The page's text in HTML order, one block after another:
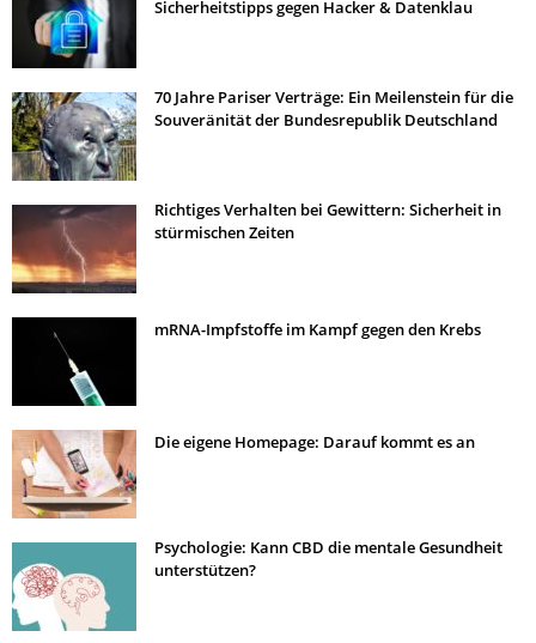
Sicherheitstipps gegen Hacker & Datenklau
70 Jahre Pariser Verträge: Ein Meilenstein für die
Souveränität der Bundesrepublik Deutschland
Richtiges Verhalten bei Gewittern: Sicherheit in
stürmischen Zeiten
mRNA-Impfstoffe im Kampf gegen den Krebs
Die eigene Homepage: Darauf kommt es an
Psychologie: Kann CBD die mentale Gesundheit
unterstützen?